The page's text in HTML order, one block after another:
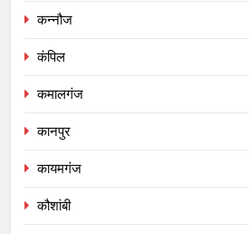
कन्नौज
कंपिल
कमालगंज
कानपुर
कायमगंज
कौशांबी